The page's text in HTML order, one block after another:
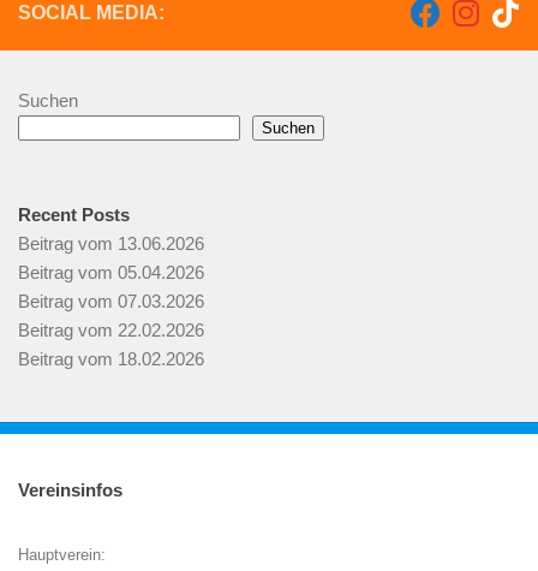
SOCIAL MEDIA:
Suchen
Suchen
Recent Posts
Beitrag vom 13.06.2026
Beitrag vom 05.04.2026
Beitrag vom 07.03.2026
Beitrag vom 22.02.2026
Beitrag vom 18.02.2026
Vereinsinfos
Hauptverein: